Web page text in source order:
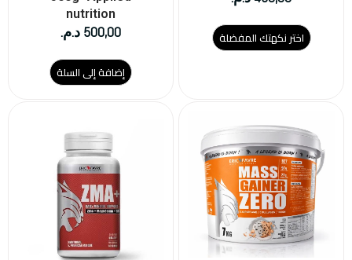
اختر نكهتك المفضلة
nutrition
500,00 د.م.
إضافة إلى السلة
من
الأشكال
المختلفة
لهذا
المنتج.
يمكن
اختيار